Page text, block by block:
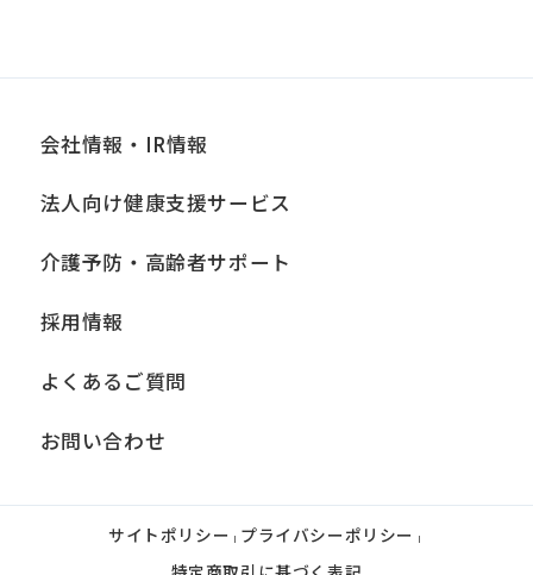
会社情報・IR情報
法人向け健康支援サービス
介護予防・高齢者サポート
採用情報
よくあるご質問
お問い合わせ
サイトポリシー | プライバシーポリシー |